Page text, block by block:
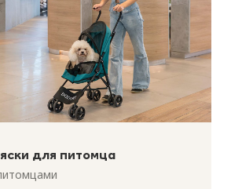
для питомца